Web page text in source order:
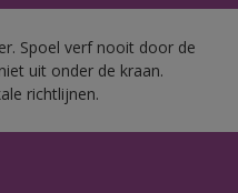
Spoel verf nooit door de
uit onder de kraan.
richtlijnen.